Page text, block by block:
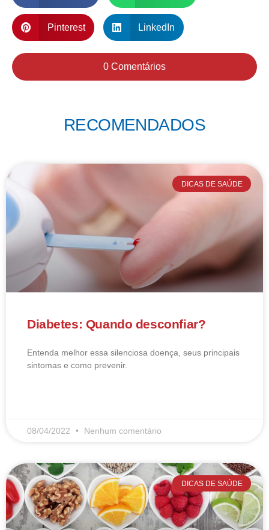
Pinterest LinkedIn
0 Comentários
RECOMENDADOS
DICAS DE SAÚDE
Diabetes: Quando desconfiar?
Entenda melhor essa silenciosa doença, seus principais
sintomas e como prevenir.
08/04/2022 Nenhum comentário
DICAS DE SAÚDE